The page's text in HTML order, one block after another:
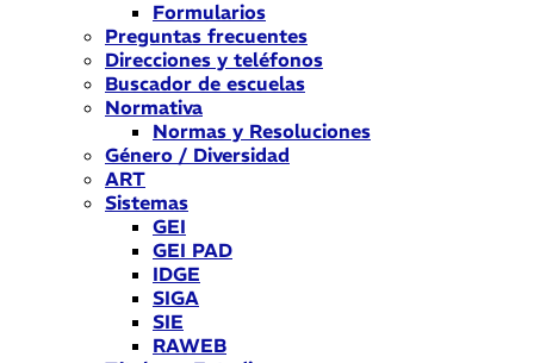
Formularios
Preguntas frecuentes
Direcciones y teléfonos
Buscador de escuelas
Normativa
Normas y Resoluciones
Género / Diversidad
ART
Sistemas
GEI
GEI PAD
IDGE
SIGA
SIE
RAWEB